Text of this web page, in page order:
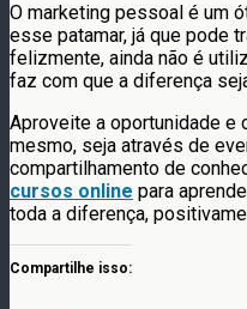
O marketing pessoal é um
esse patamar, já que pode
felizmente, ainda não é
faz com que a diferença
Aproveite a oportunidade e
mesmo, seja através de
compartilhamento de
cursos online para
toda a diferença,
Compartilhe isso: